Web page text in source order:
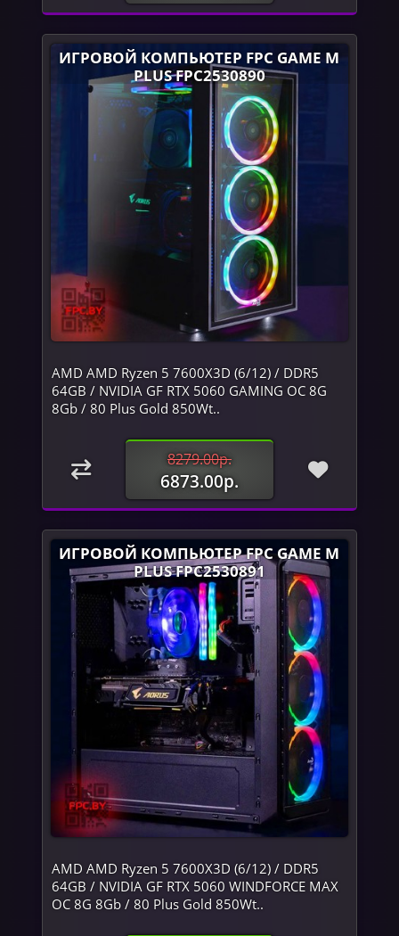
ИГРОВОЙ КОМПЬЮТЕР FPC GAME M
PLUS FPC2530890
AMD AMD Ryzen 5 7600X3D (6/12) / DDR5
64GB / NVIDIA GF RTX 5060 GAMING OC 8G
8Gb / 80 Plus Gold 850Wt..
8279.00р.
6873.00р.
ИГРОВОЙ КОМПЬЮТЕР FPC GAME M
PLUS FPC2530891
AMD AMD Ryzen 5 7600X3D (6/12) / DDR5
64GB / NVIDIA GF RTX 5060 WINDFORCE MAX
OC 8G 8Gb / 80 Plus Gold 850Wt..